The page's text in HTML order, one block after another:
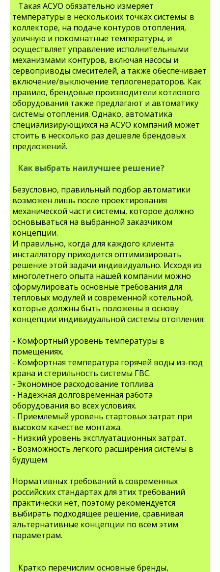
Такая АСУО обязательно измеряет
температуры в несколькоих точках системы: в
коллекторе, на подаче контуров отопления,
уличную и покомнатные температуры, и
осуществляет управление исполнительными
механизмами контуров, включая насосы и
сервоприводы смесителей, а также обеспечивает
включение/выключение теплогенераторов. Как
правило, брендовые производители котлового
оборудования также предлагают и автоматику
системы отопления. Однако, автоматика
специализирующихся на АСУО компаний может
стоить в несколько раз дешевле брендовых
предложений.
Как выбрать наилучшее решение?
Безусловно, правильный подбор автоматики
возможен лишь после проектирования
механической части системы, которое должно
основываться на выбранной заказчиком
концепции.
И правильно, когда для каждого клиента
инсталлятору приходится оптимизировать
решение этой задачи индивидуально. Исходя из
многолетнего опыта нашей компании можно
сформулировать основные требования для
тепловых модулей и современной котельной,
которые должны быть положены в основу
концепции индивидуальной системы отопления:
- Комфортный уровень температуры в
помещениях.
- Комфортная температура горячей воды из-под
крана и стерильность системы ГВС.
- Экономное расходование топлива.
- Надежная долговременная работа
оборудования во всех условиях.
- Приемлемый уровень стартовых затрат при
высоком качестве монтажа.
- Низкий уровень эксплуатационных затрат.
- Возможность легкого расширения системы в
будущем.
Нормативных требований в современных
российских стандартах для этих требований
практически нет, поэтому рекомендуется
выбирать подходящее решение, сравнивая
альтернативные концепции по всем этим
параметрам.
Кратко перечислим основные бренды,